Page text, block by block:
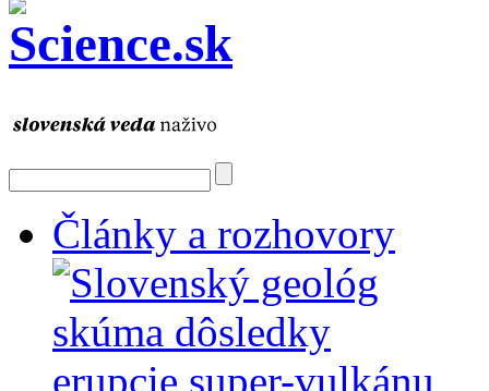
Články a rozhovory